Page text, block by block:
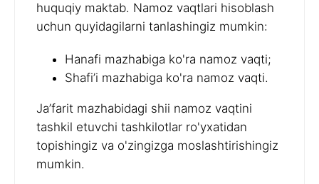
huquqiy maktab. Namoz vaqtlari hisoblash
uchun quyidagilarni tanlashingiz mumkin:
Hanafi mazhabiga ko'ra namoz vaqti;
Shafi’i mazhabiga ko'ra namoz vaqti.
Ja’farit mazhabidagi shii namoz vaqtini
tashkil etuvchi tashkilotlar ro'yxatidan
topishingiz va o'zingizga moslashtirishingiz
mumkin.